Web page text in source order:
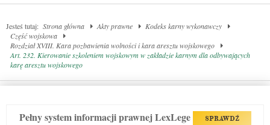
Jesteś tutaj: Strona główna Akty prawne
Kodeks karny wykonawczy
Część wojskowa
Rozdział XVIII. Kara pozbawienia wolności i kara aresztu wojskowego
Art. 232. Kierowanie szkoleniem wojskowym w zakładzie karnym dla odbywających
karę aresztu wojskowego
Pełny system informacji prawnej LexLege SPRAWDŹ